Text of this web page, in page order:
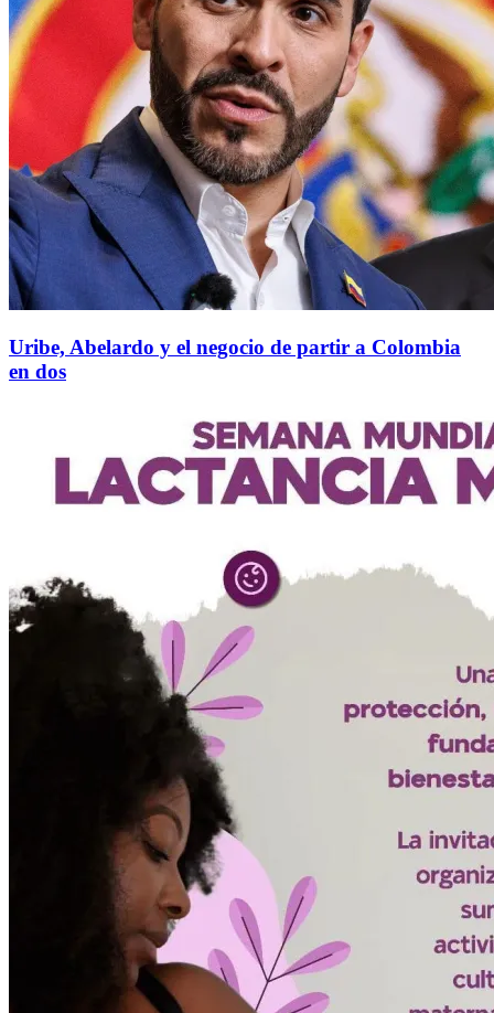
Uribe, Abelardo y el negocio de partir a Colombia
en dos